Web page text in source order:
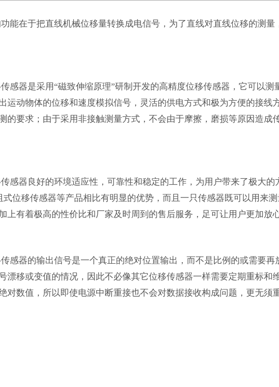
能在于把直线机械位移量转换成电信号，为了直线对直线位移的测量
感器是采用“磁致伸缩原理”研制开发的高精度位移传感器，它可以测
运动物体的位移和速度模拟信号，灵活的供电方式和极为方便的接线
的要求；由于采用非接触测量方式，不会由于摩擦，磨损等原因造成
感器良好的环境适应性，可靠性和稳定的工作，为用户带来了极大的
式位移传感器等产品相比有明显的优势，而且一只传感器既可以用来
上有着极高的性价比和厂家及时周到的售后服务，足可让用户更加放
感器的输出信号是一个真正的绝对位置输出，而不是比例的或需要再
漂移或变值的情况，因此不必像其它位移传感器一样需要定期重标和
对数值，所以即使电源中断重接也不会对数据接收构成问题，更无须